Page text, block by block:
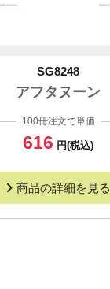
SG8248
アフタヌーン
100冊注文で単価
616 円(税込)
商品の詳細を見る